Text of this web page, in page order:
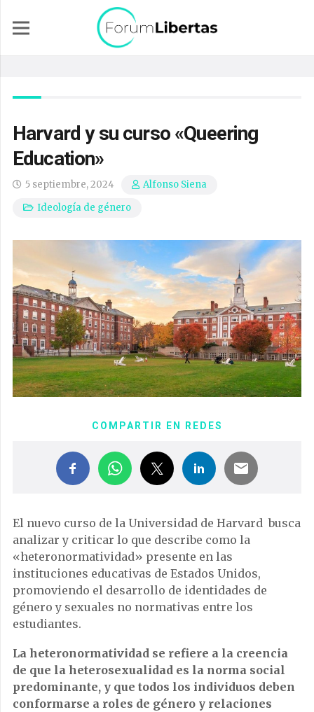
Harvard y su curso «Queering
Education»
5 septiembre, 2024
Alfonso Siena
Ideología de género
COMPARTIR EN REDES
El nuevo curso de la Universidad de Harvard busca
analizar y criticar lo que describe como la
«heteronormatividad» presente en las
instituciones educativas de Estados Unidos,
promoviendo el desarrollo de identidades de
género y sexuales no normativas entre los
estudiantes.
La heteronormatividad se refiere a la creencia
de que la heterosexualidad es la norma social
predominante, y que todos los individuos deben
conformarse a roles de género y relaciones